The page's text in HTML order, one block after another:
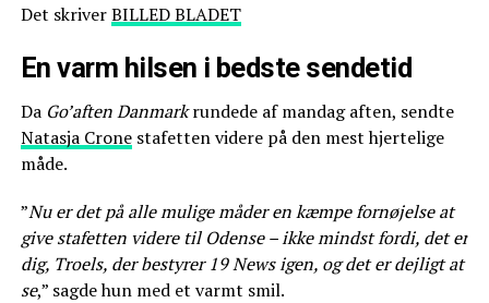
Det skriverBILLED BLADET
En varm hilsen i bedste sendetid
Da Go’aften Danmarkrundede af mandag aften, sendte
Natasja Cronestafetten videre på den mest hjertelige
måde.
”Nu er det på alle mulige måder en kæmpe fornøjelse at
give stafetten videre til Odense – ikke mindst fordi, det er
dig, Troels, der bestyrer 19 News igen, og det er dejligt at
se,” sagde hun med et varmt smil.